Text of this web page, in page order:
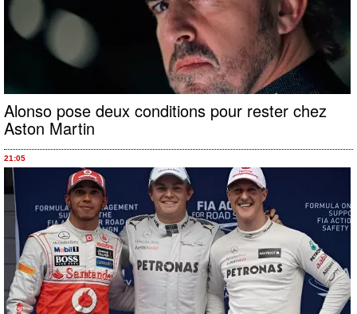
Alonso pose deux conditions pour rester chez
Aston Martin
21:05